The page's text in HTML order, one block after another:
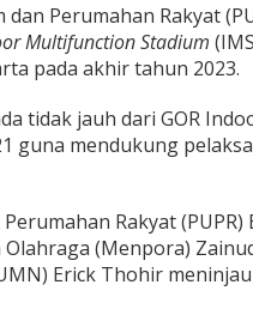
Perumahan Rakyat
Multifunction Stadium
pada akhir tahun 2023.
tidak jauh dari GOR
guna mendukung
Rakyat
(Menpora)
Erick Thohir